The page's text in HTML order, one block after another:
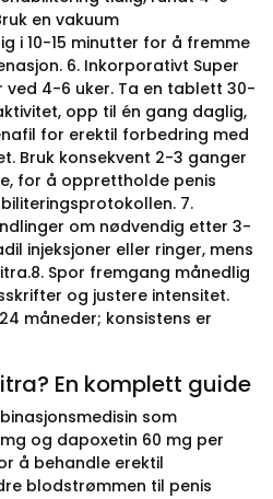
en vakuum
i 10-15 minutter for å fremme
6. Inkorporativt Super
ved 4-6 uker. Ta en tablett 30-
opp til én gang daglig,
for erektil forbedring med
Bruk konsekvent 2-3 ganger
for å opprettholde penis
7.
om nødvendig etter 3-
injeksjoner eller ringer, mens
Spor fremgang månedlig
og justere intensitet.
måneder; konsistens er
En komplett guide
som
og dapoxetin 60 mg per
å behandle erektil
blodstrømmen til penis